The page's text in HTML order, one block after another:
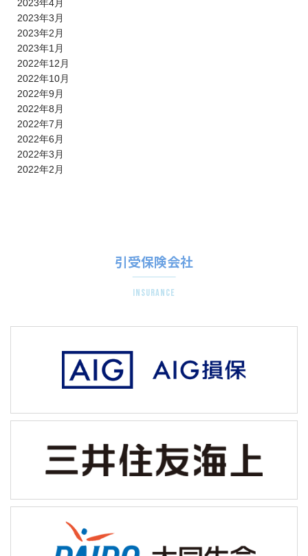
2023年4月
2023年3月
2023年2月
2023年1月
2022年12月
2022年10月
2022年9月
2022年8月
2022年7月
2022年6月
2022年3月
2022年2月
引受保険会社
insurance